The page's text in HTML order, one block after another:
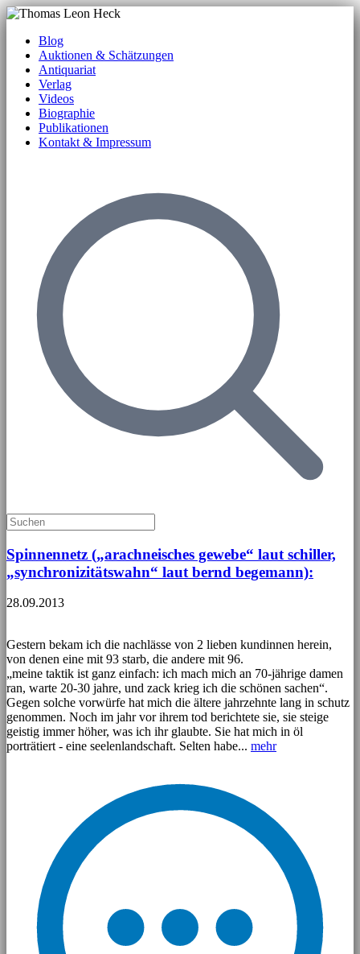
Blog
Auktionen & Schätzungen
Antiquariat
Verlag
Videos
Biographie
Publikationen
Kontakt & Impressum
Spinnennetz („arachneisches gewebe“ laut schiller,
„synchronizitätswahn“ laut bernd begemann):
28.09.2013
Gestern bekam ich die nachlässe von 2 lieben kundinnen herein,
von denen eine mit 93 starb, die andere mit 96.
„meine taktik ist ganz einfach: ich mach mich an 70-jährige damen
ran, warte 20-30 jahre, und zack krieg ich die schönen sachen“.
Gegen solche vorwürfe hat mich die ältere jahrzehnte lang in schutz
genommen. Noch im jahr vor ihrem tod berichtete sie, sie steige
geistig immer höher, was ich ihr glaubte. Sie hat mich in öl
porträtiert - eine seelenlandschaft. Selten habe... mehr